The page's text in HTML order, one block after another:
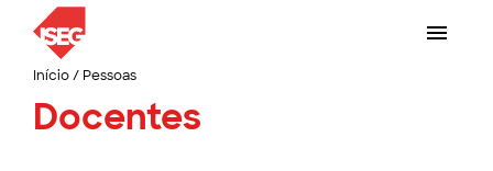
Início/ Pessoas
Docentes